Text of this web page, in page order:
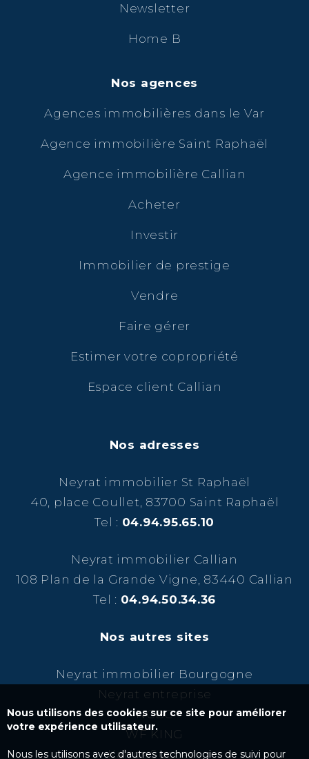
Newsletter
Home B
Nos agences
Agences immobilières dans le Var
Agence immobilière Saint Raphaël
Agence immobilière Callian
Acheter
Investir
Immobilier de prestige
Vendre
Faire gérer
Estimer votre copropriété
Espace client Callian
Nos adresses
Neyrat immobilier St Raphaël
40, place Coullet, 83700 Saint Raphaël
Tel : 04.94.95.65.10
Neyrat immobilier Callian
108 Plan de la Grande Vigne, 83440 Callian
Tel : 04.94.50.34.36
Nos autres sites
Neyrat immobilier Bourgogne
Neyrat entreprise
NCBC
WF KING
Kairos Success
Nous utilisons des cookies sur ce site pour améliorer
votre expérience utilisateur.
Nous les utilisons avec d'autres technologies de suivi pour